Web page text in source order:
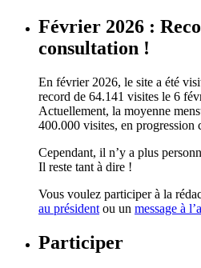
Février 2026 :
consultation !
En février 2026, le site a été
record de 64.141 visites le 6
Actuellement, la moyenne
400.000 visites, en progression
Cependant, il n’y a plus
Il reste tant à dire !
Vous voulez participer à la
au président ou un message à
Participer